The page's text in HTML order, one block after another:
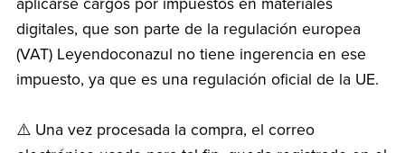
aplicarse cargos por impuestos en materiales
digitales, que son parte de la regulación europea
(VAT) Leyendoconazul no tiene ingerencia en ese
impuesto, ya que es una regulación oficial de la UE.
⚠️ Una vez procesada la compra, el correo